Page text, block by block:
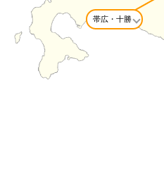
帯広・十勝